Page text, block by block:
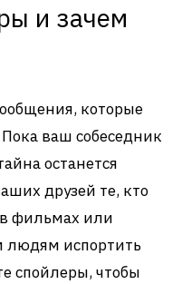
и зачем
которые
ваш собеседник
останется
друзей те, кто
в фильмах или
людям испортить
спойлеры, чтобы